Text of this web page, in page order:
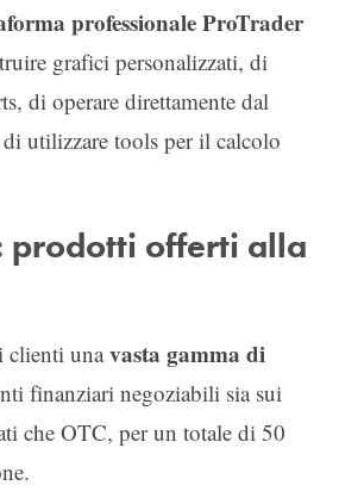
professionale ProTrader
grafici personalizzati, di
di operare direttamente dal
utilizzare tools per il calcolo
prodotti offerti alla
clienti unavasta gamma di
finanziari negoziabili sia sui
che OTC, per un totale di 50